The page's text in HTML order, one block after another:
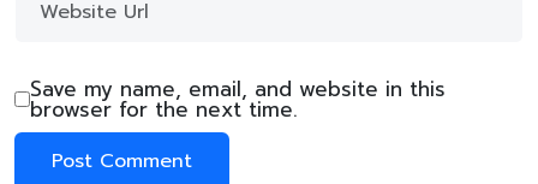
Save my name, email, and website in this
browser for the next time.